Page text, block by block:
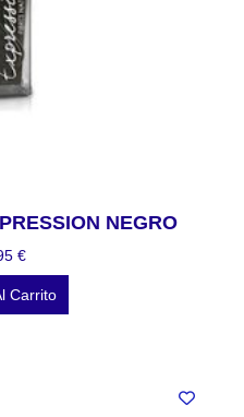
NEGRO
€
Carrito